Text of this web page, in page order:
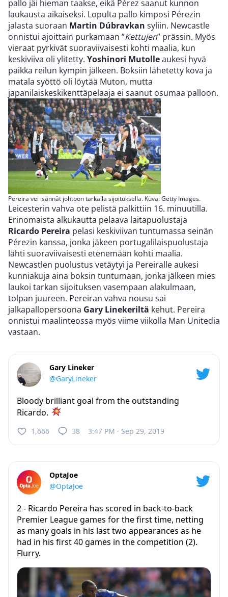
pallo jäi hieman taakse, eikä Pérez saanut kunnon
laukausta aikaiseksi. Lopulta pallo kimposi Pérezin
jalasta suoraan Martin Dúbravkan syliin. Newcastle
onnistui ajoittain purkamaan ”Kettujen” prässin. Myös
vieraat pyrkivät suoraviivaisesti kohti maalia, kun
keskiviiva oli ylitetty. Yoshinori Mutolleaukesi hyvä
paikka reilun kympin jälkeen. Boksiin lähetetty kova ja
matala syöttö oli löytää Muton, mutta
japanilaiskeskikenttäpelaaja ei saanut osumaa palloon.
Pereira vei isännät johtoon tarkalla sijoituksella. Kuva: Getty Images.
Leicesterin vahva ote pelistä palkittiin 16. minuutilla.
Erinomaista alkukautta pelaava laitapuolustaja
Ricardo Pereira pelasi keskiviivan tuntumassa seinän
Pérezin kanssa, jonka jäkeen portugalilaispuolustaja
lähti suoraviivaisesti etenemään kohti maalia.
Newcastlen puolustus vetäytyi ja Pereiralle aukesi
kunniakuja aina boksin tuntumaan, jonka jälkeen mies
laukoi tarkan sijoituksen vasempaan alakulmaan,
tolpan juureen. Pereiran vahva nousu sai
jalkapallopersoona Gary Linekeriltä kehut. Pereira
onnistui maalinteossa myös viime viikolla Man Unitedia
vastaan.
Gary Lineker
@GaryLineker
Bloody brilliant goal from the outstanding
Ricardo.
1,666 38 3:47 PM · Sep 29, 2019
OptaJoe
@OptaJoe
2 - Ricardo Pereira has scored in back-to-back
Premier League games for the first time, netting
as many goals in his last two appearances as he
had in his first 40 games in the competition (2).
Flurry.